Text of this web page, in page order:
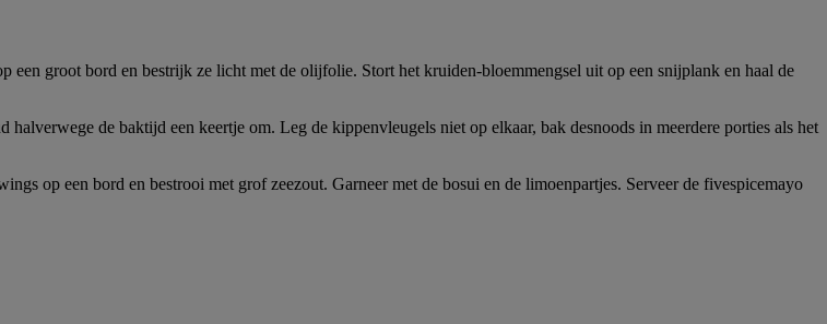
groot bord en bestrijk ze licht met de olijfolie. Stort het kruiden-bloemmengsel uit op een snijplank en haal de
de baktijd een keertje om. Leg de kippenvleugels niet op elkaar, bak desnoods in meerdere porties als het
op een bord en bestrooi met grof zeezout. Garneer met de bosui en de limoenpartjes. Serveer de fivespicemayo